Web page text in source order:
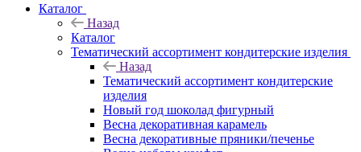
Каталог
Назад
Каталог
Тематический ассортимент кондитерские изделия
Назад
Тематический ассортимент кондитерские
изделия
Новый год шоколад фигурный
Весна декоративная карамель
Весна декоративные пряники/печенье